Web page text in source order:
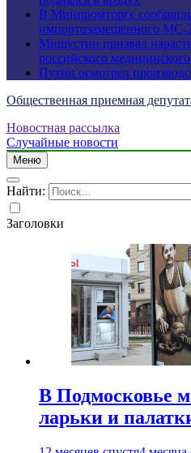
В Минпромторге
импортозамещённого МС-
Мишустин призвал
российского
Путин осмотрел
Общественная приемная
Новостная рассылка
Случайные новости
Меню
Найти:
Заголовки
В Подмосковье
ларьки и